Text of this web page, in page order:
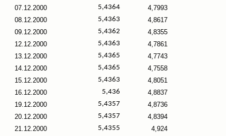
07.12.2000
5,4364
4,7993
08.12.2000
5,4363
4,8617
09.12.2000
5,4362
4,8355
12.12.2000
5,4363
4,7861
13.12.2000
5,4365
4,7743
14.12.2000
5,4365
4,7558
15.12.2000
5,4363
4,8051
16.12.2000
5,436
4,8837
19.12.2000
5,4357
4,8736
20.12.2000
5,4357
4,8394
21.12.2000
5,4355
4,924